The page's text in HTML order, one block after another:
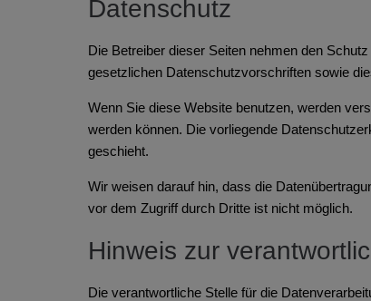
Datenschutz
Die Betreiber dieser Seiten nehmen den
gesetzlichen Datenschutzvorschriften sowie
Wenn Sie diese Website benutzen, werden
werden können. Die vorliegende
geschieht.
Wir weisen darauf hin, dass die
vor dem Zugriff durch Dritte ist nicht möglich.
Hinweis zur
Die verantwortliche Stelle für die